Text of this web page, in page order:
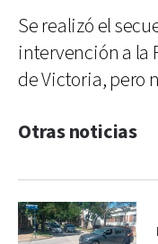
Se realizó el
intervención a la
de Victoria, pero
Otras noticias